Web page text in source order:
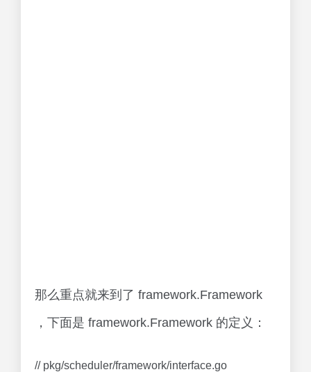
那么重点就来到了 framework.Framework
，下面是 framework.Framework 的定义：
// pkg/scheduler/framework/interface.go